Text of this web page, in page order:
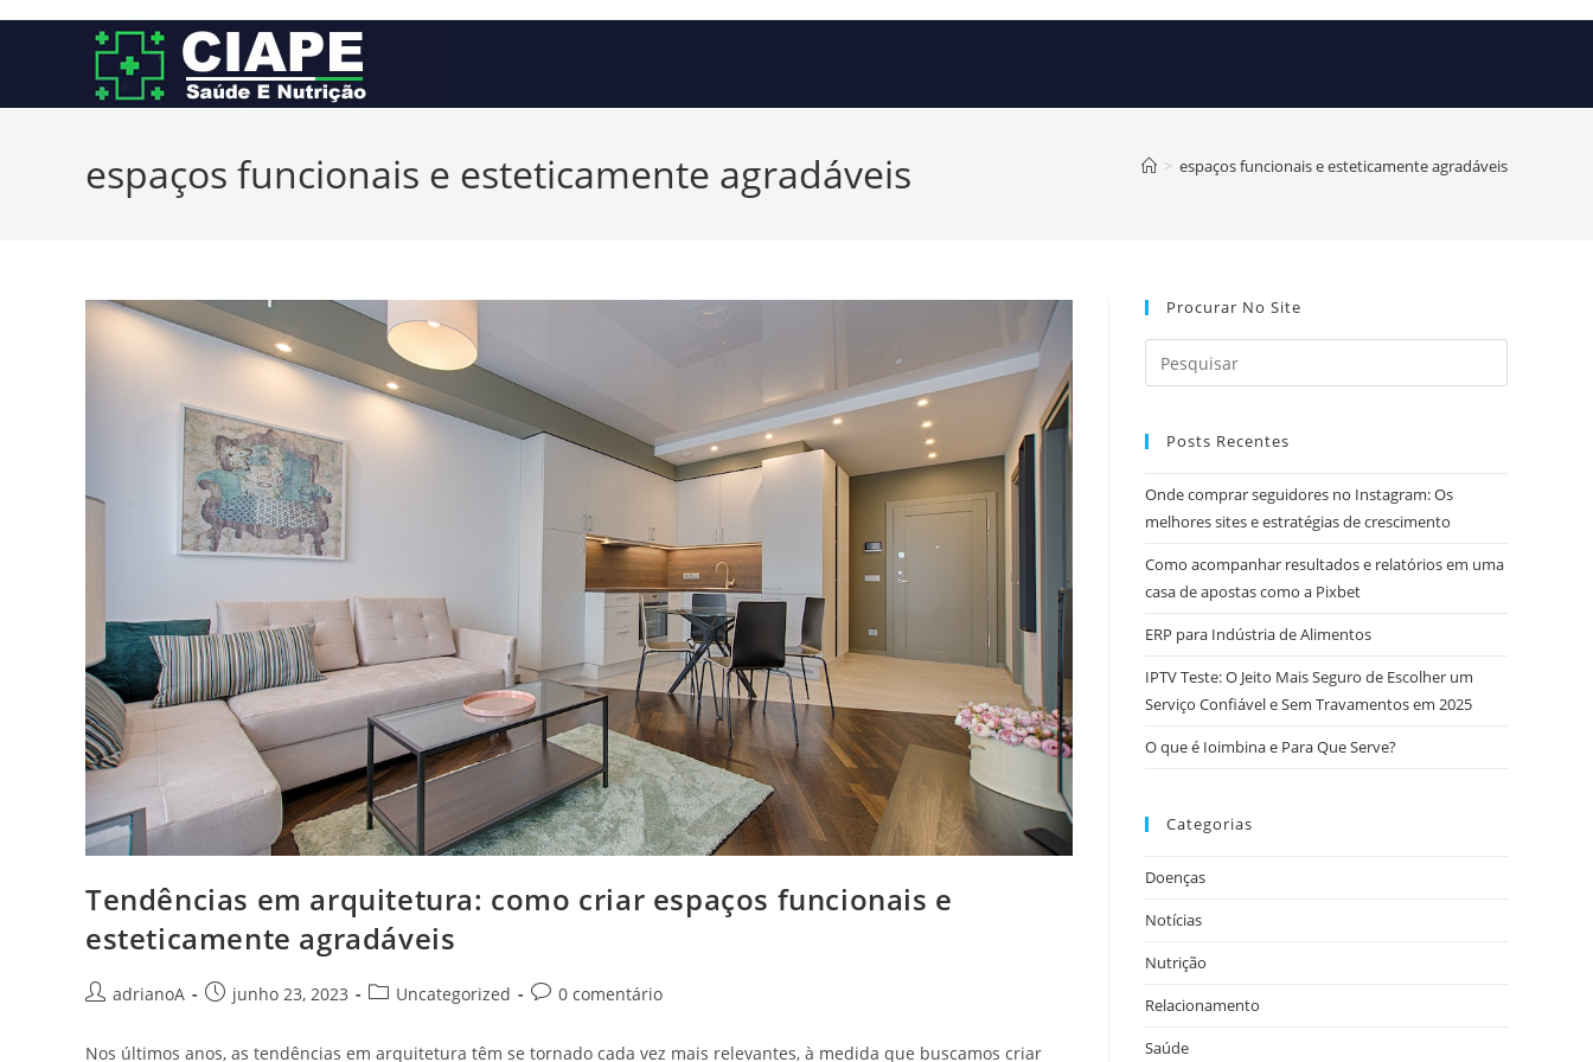
conteúdo
espaços funcionais e esteticamente agradáveis > espaços funcionais e esteticamente agradáveis
Tendências em arquitetura: como criar espaços funcionais e
esteticamente agradáveis
AutoradrianoA
Postjunho 23, 2023
Categoria
Uncategorized
Comentários
0 comentário
Nos últimos anos, as tendências em arquitetura têm se tornado cada vez mais relevantes, à medida que buscamos criar
Procurar No Site
Posts Recentes
Onde comprar seguidores no Instagram: Os
melhores sites e estratégias de crescimento
Como acompanhar resultados e relatórios em uma
casa de apostas como a Pixbet
ERP para Indústria de Alimentos
IPTV Teste: O Jeito Mais Seguro de Escolher um
Serviço Confiável e Sem Travamentos em 2025
O que é Ioimbina e Para Que Serve?
Categorias
Doenças
Notícias
Nutrição
Relacionamento
Saúde